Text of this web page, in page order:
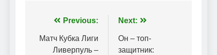
Навігація
записів
Previous:
Матч Кубка Лиги
Ливерпуль –
Next:
Он – топ-
защитник: